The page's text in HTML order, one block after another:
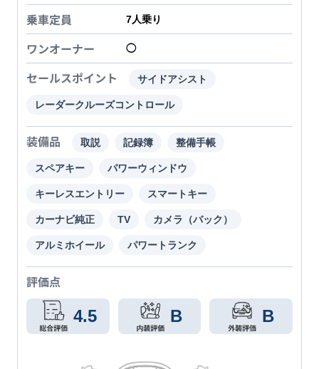
乗車定員 7人乗り
ワンオーナー ◯
セールスポイント サイドアシスト
レーダークルーズコントロール
装備品 取説 記録簿 整備手帳
スペアキー パワーウィンドウ
キーレスエントリー スマートキー
カーナビ純正 TV カメラ（バック）
アルミホイール パワートランク
評価点
4.5 B B